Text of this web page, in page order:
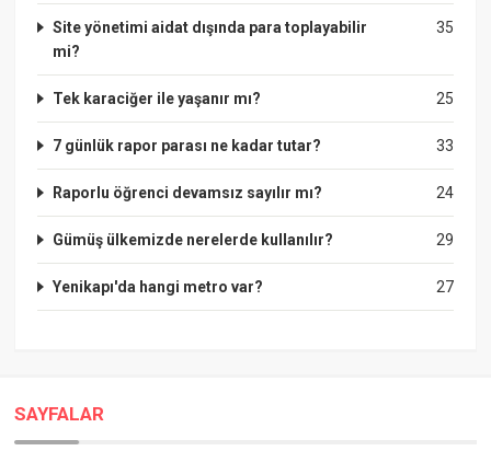
35
Site yönetimi aidat dışında para toplayabilir
mi?
25
Tek karaciğer ile yaşanır mı?
33
7 günlük rapor parası ne kadar tutar?
24
Raporlu öğrenci devamsız sayılır mı?
29
Gümüş ülkemizde nerelerde kullanılır?
27
Yenikapı'da hangi metro var?
SAYFALAR